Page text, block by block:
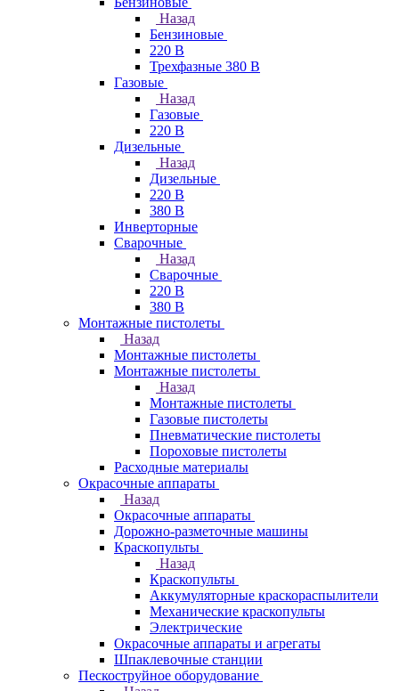
Назад
Бензиновые
220 В
Трехфазные 380 В
Газовые
Назад
Газовые
220 В
Дизельные
Назад
Дизельные
220 В
380 В
Инверторные
Сварочные
Назад
Сварочные
220 В
380 В
Монтажные пистолеты
Назад
Монтажные пистолеты
Монтажные пистолеты
Назад
Монтажные пистолеты
Газовые пистолеты
Пневматические пистолеты
Пороховые пистолеты
Расходные материалы
Окрасочные аппараты
Назад
Окрасочные аппараты
Дорожно-разметочные машины
Краскопульты
Назад
Краскопульты
Аккумуляторные краскораспылители
Механические краскопульты
Электрические
Окрасочные аппараты и агрегаты
Шпаклевочные станции
Пескоструйное оборудование